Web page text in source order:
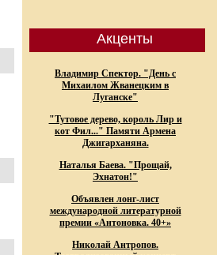
Акценты
Владимир Спектор. "День с
Михаилом Жванецким в
Луганске"
"Тутовое дерево, король Лир и
кот Фил..." Памяти Армена
Джигарханяна.
Наталья Баева. "Прощай,
Эхнатон!"
Объявлен лонг-лист
международной литературной
премии «Антоновка. 40+»
Николай Антропов.